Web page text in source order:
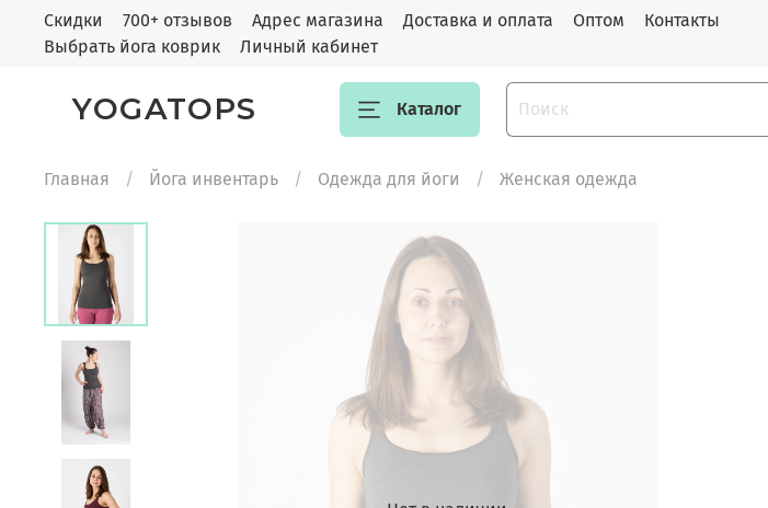
Скидки 700+ отзывов Адрес магазина Доставка и оплата Оптом
Контакты
Выбрать йога коврик
Личный кабинет
YOGATOPS Каталог
Главная Йога инвентарь Одежда для йоги Женская одежда